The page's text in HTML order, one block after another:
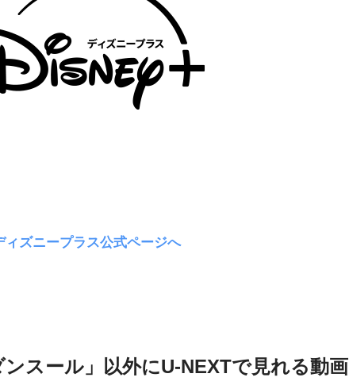
ィズニープラス公式ページへ
ンスール」以外にU-NEXTで見れる動画